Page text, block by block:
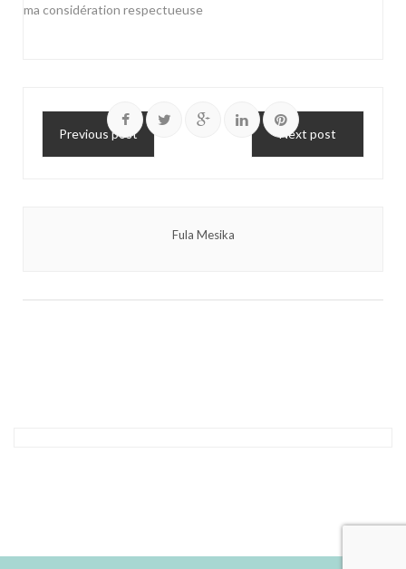
ma considération respectueuse
Previous post Next post
Fula Mesika